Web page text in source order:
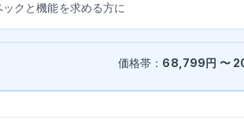
クと機能を求める方に
価格帯： 68,799円 〜